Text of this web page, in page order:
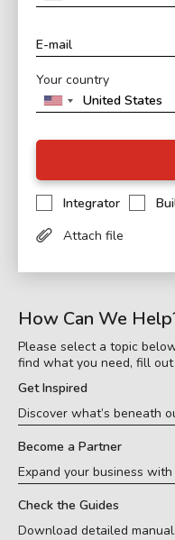
Your country
Integrator
Attach file
How Can We
Please select a topic
find what you need, fill
Get Inspired
Discover what’s beneath
Become a Partner
Expand your business
Check the Guides
Download detailed